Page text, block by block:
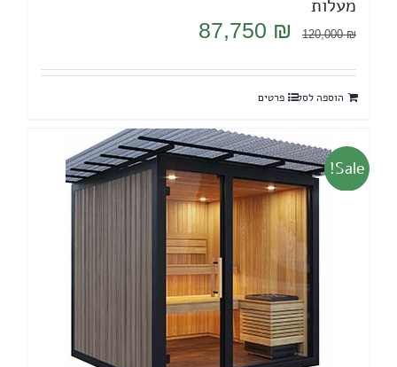
מעלות
120,000₪
המחיר
היה:
120,000 ₪.
87,750 ₪
הוא:
הוספה לסל פרטים
Sale!